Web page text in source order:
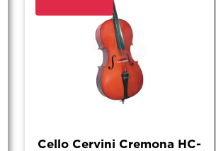
Cello Cervini Cremona HC-